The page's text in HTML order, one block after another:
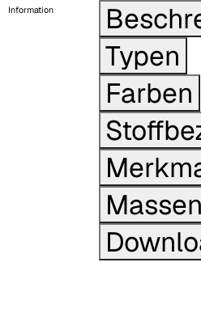
Information
Typen
Farben
Massen